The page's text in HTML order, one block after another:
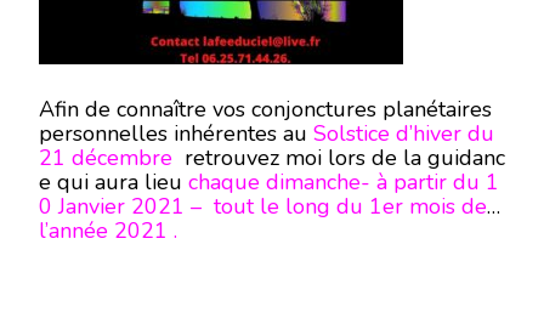
Afin de connaître vos conjonctures planétaires
personnelles inhérentes au Solstice d’hiver du
21 décembre retrouvez moi lors de la guidanc
e qui aura lieu chaque dimanche- à partir du 1
0 Janvier 2021 – tout le long du 1er mois de
l’année 2021 .